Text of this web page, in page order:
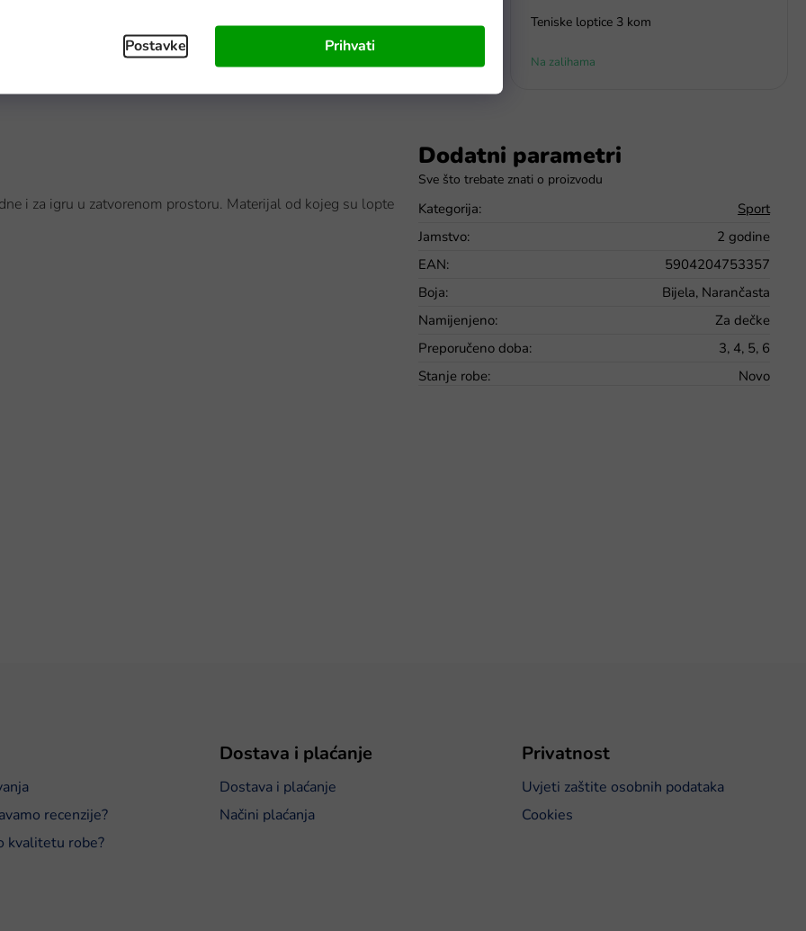
Postavke Prihvati
Teniske loptice 3 kom
Na zalihama
i za igru u zatvorenom prostoru. Materijal od kojeg su lopte
Dodatni parametri
Kategorija:
Sport
Jamstvo:
2 godine
EAN:
5904204753357
Boja:
Bijela, Narančasta
Namijenjeno:
Za dečke
Preporučeno doba:
3, 4, 5, 6
Stanje robe: Novo
recenzije?
kvalitetu robe?
Dostava i plaćanje
Dostava i plaćanje
Načini plaćanja
Privatnost
Uvjeti zaštite osobnih podataka
Cookies